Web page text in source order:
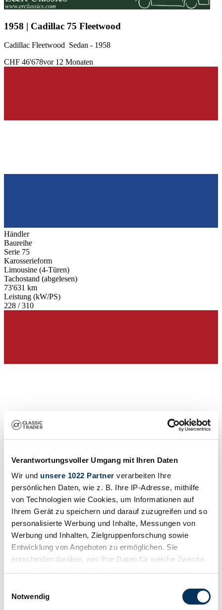
Verantwortungsvoller Umgang mit Ihren Daten
Wir und unsere 1022 Partner verarbeiten Ihre
persönlichen Daten, wie z. B. Ihre IP-Adresse, mithilfe
von Technologien wie Cookies, um Informationen auf
Ihrem Gerät zu speichern und darauf zuzugreifen und so
personalisierte Werbung und Inhalte, Messungen von
Werbung und Inhalten, Zielgruppenforschung sowie
Entwicklung von Angeboten zu ermöglichen. Sie
entscheiden darüber, wer Ihre Daten für welche Zwecke
Trigger Symbol ändern oder widerrufen
Notwendig
1958 | Cadillac 75 Fleetwood
Cadillac Fleetwood Sedan - 1958
CHF 46'678vor 12 Monaten
Händler
Baureihe
Serie 75
Karosserieform
Limousine (4-Türen)
Tachostand (abgelesen)
73'631 km
Leistung (kW/PS)
228 / 310
Händler